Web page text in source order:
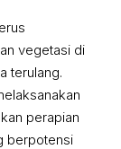
vegetasi di
terulang.
perapian
berpotensi